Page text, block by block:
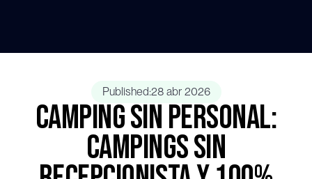
Published:28 abr 2026
Camping sin personal:
Campings sin